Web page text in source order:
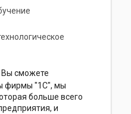
сможете
фирмы "1С", мы
больше всего
и